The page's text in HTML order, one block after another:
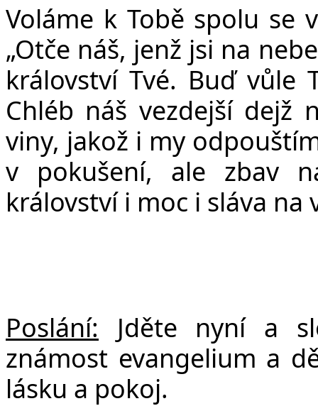
Voláme k Tobě spolu se
„Otče náš, jenž jsi na
království Tvé. Buďvůle
Chléb náš vezdejší dejž
viny, jakož i my odpouš
v pokušení, ale zbav
království i moc i sláva na
Poslání:
Jděte nyní a
známost evangelium a
lásku a pokoj.